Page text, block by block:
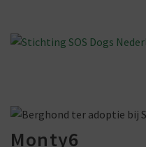
Monty6